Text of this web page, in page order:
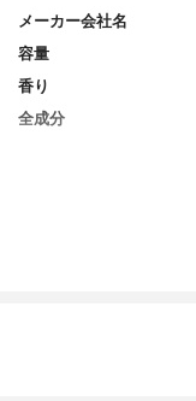
メーカー会社名
容量
香り
全成分